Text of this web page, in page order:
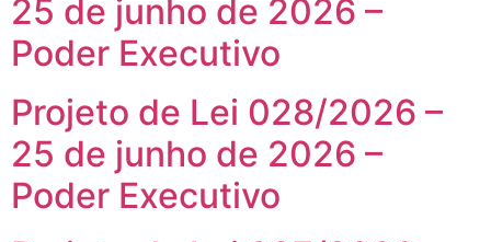
25 de junho de 2026 –
Poder Executivo
Projeto de Lei 028/2026 –
25 de junho de 2026 –
Poder Executivo